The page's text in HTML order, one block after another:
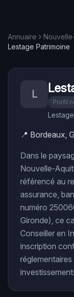
Annuaire
Lestage Patrimoine
L
Profil
📍 Bordeaux,
Dans le
Nouvelle-
référencé au
assurance,
numéro
Gironde), ce
Conseiller en
inscription